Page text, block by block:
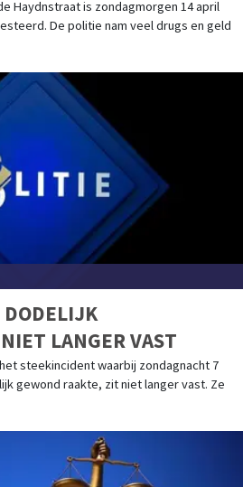
Haydnstraat is zondagmorgen 14 april
De politie nam veel drugs en geld
DODELIJK
LANGER VAST
steekincident waarbij zondagnacht 7
gewond raakte, zit niet langer vast. Ze